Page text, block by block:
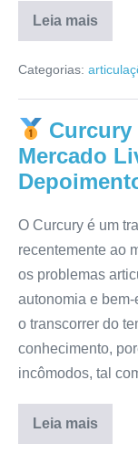
Leia mais
Revitalle
Vende
Farmácia?
Mercado
Livre,
Como
Usar
Categorias:
Curcury
Mercado
O Curcury é um
recentemente ao
os problemas
autonomia e
o transcorrer do
conhecimento,
incômodos, tal
Leia mais
Curcury